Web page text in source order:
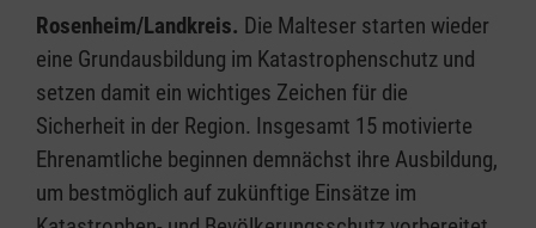
Rosenheim/Landkreis. Die Malteser starten wieder
eine Grundausbildung im Katastrophenschutz und
setzen damit ein wichtiges Zeichen für die
Sicherheit in der Region. Insgesamt 15 motivierte
Ehrenamtliche beginnen demnächst ihre Ausbildung,
um bestmöglich auf zukünftige Einsätze im